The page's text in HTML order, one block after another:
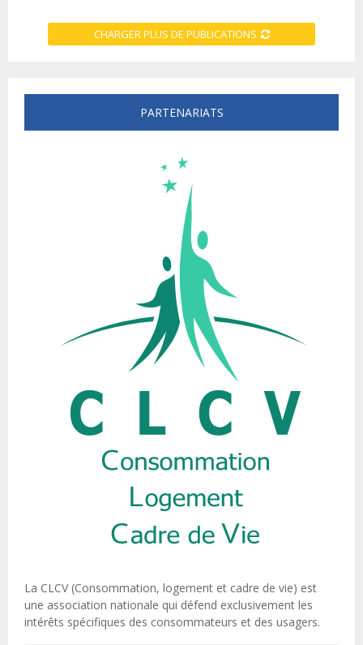
CHARGER PLUS DE PUBLICATIONS
PARTENARIATS
La CLCV (Consommation, logement et cadre de vie) est
une association nationale qui défend exclusivement les
intérêts spécifiques des consommateurs et des usagers.